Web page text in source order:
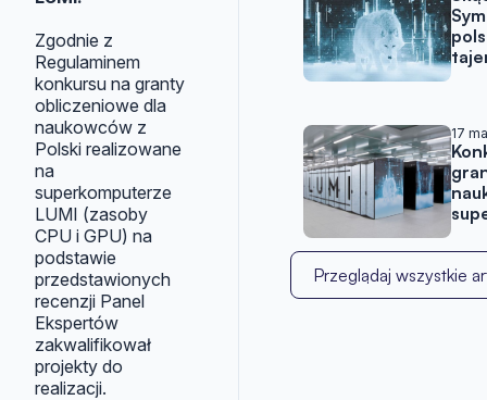
Zgodnie z
Regulaminem
konkursu na granty
obliczeniowe dla
naukowców z
Polski realizowane
na
superkomputerze
LUMI (zasoby
CPU i GPU) na
podstawie
przedstawionych
recenzji Panel
Ekspertów
zakwalifikował
projekty do
realizacji.
17
Przeglądaj wszystkie